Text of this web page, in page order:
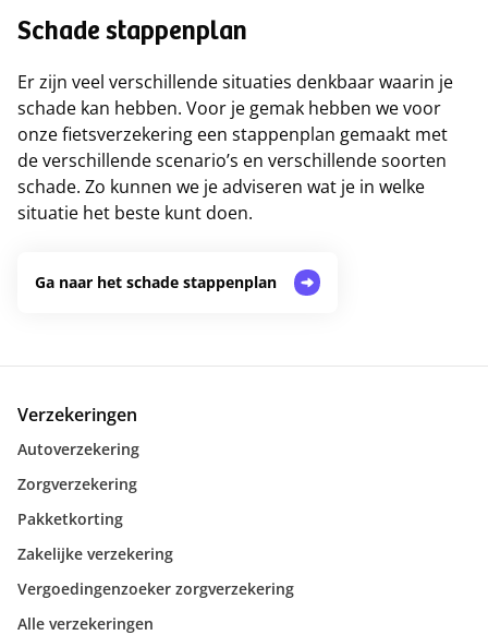
Schade stappenplan
Er zijn veel verschillende situaties denkbaar waarin je
schade kan hebben. Voor je gemak hebben we voor
onze fietsverzekering een stappenplan gemaakt met
de verschillende scenario’s en verschillende soorten
schade. Zo kunnen we je adviseren wat je in welke
situatie het beste kunt doen.
Ga naar het schade stappenplan
Verzekeringen
Autoverzekering
Zorgverzekering
Pakketkorting
Zakelijke verzekering
Vergoedingenzoeker zorgverzekering
Alle verzekeringen